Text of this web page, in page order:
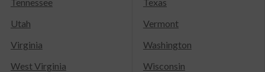
Utah
Vermont
Virginia
Washington
West Virginia
Wisconsin